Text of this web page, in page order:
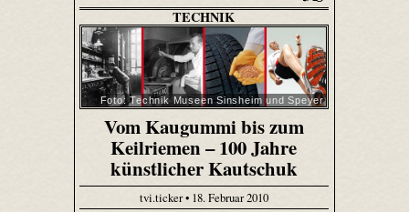
TECHNIK
Foto: Technik Museen Sinsheim und Speyer
Vom Kaugummi bis zum
Keilriemen – 100 Jahre
künstlicher Kautschuk
tvi.ticker • 18. Februar 2010